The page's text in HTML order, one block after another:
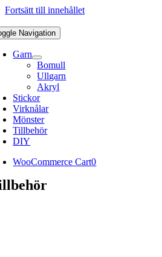
Fortsätt till innehållet
Navigation
Garn
Bomull
Ullgarn
Akryl
Stickor
Virknålar
Mönster
Tillbehör
DIY
WooCommerce Cart0